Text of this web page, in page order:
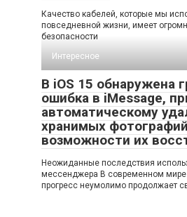
Качество кабелей, которые мы
повседневной жизни, имеет
безопасности
Интересное
В iOS 15 обнаружена
ошибка в iMessage,
автоматическому
хранимых
возможности их
Неожиданные последствия
мессенджера В современном мире
прогресс неумолимо продолжает